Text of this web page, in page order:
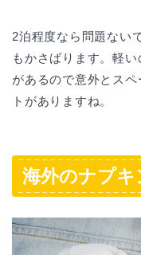
2泊程度なら問題ない
もかさばります。軽
があるので意外とス
トがありますね。
海外のナプキ